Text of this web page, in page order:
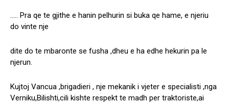
….. Pra qe te gjithe e hanin pelhurin si buka qe hame, e njeriu
do vinte nje
dite do te mbaronte se fusha ,dheu e ha edhe hekurin pa le
njerun.
Kujtoj Vancua ,brigadieri , nje mekanik i vjeter e specialisti ,nga
Verniku,Bilishti,cili kishte respekt te madh per traktoriste,ai